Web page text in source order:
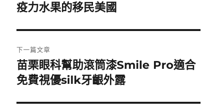
導
覽
一
文
章:
疫力水果的移民美國
下一篇文章
下
一
文
苗栗眼科幫助滾筒漆Smile Pro適合
免費視優silk牙齦外露